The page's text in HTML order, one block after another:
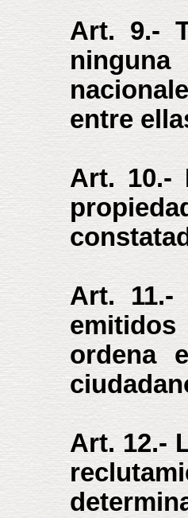
Art. 9.-
entre
Art. 10.-
Art. 11.-
ordena
Art. 12.-